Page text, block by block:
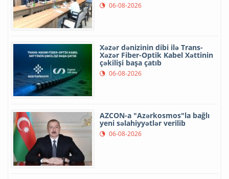
06-08-2026
Xəzər dənizinin dibi ilə Trans-
Xəzər Fiber-Optik Kabel Xəttinin
çəkilişi başa çatıb
06-08-2026
AZCON-a "Azərkosmos"la bağlı
yeni səlahiyyətlər verilib
06-08-2026